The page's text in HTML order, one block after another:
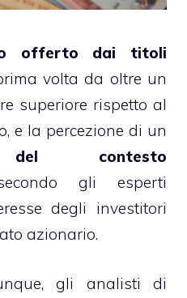
offerto dai titoli
volta da oltre un
superiore rispetto al
e la percezione di un
del contesto
gli esperti
degli investitori
azionario.
gli analisti di